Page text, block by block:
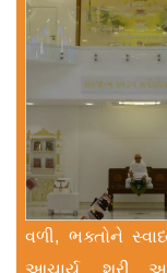
વળી, ભક્તોને